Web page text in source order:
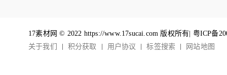
17素材网 © 2022 https://www.17sucai.com 版权所有| 粤ICP备
关于我们
积分获取 用户协议 标签搜索 网站地图